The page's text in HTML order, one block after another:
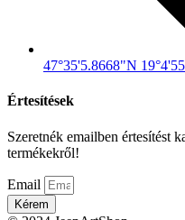
47°35'5.8668"N
Értesítések
Szeretnék emailben értesítést
termékekről!
Email
Kérem